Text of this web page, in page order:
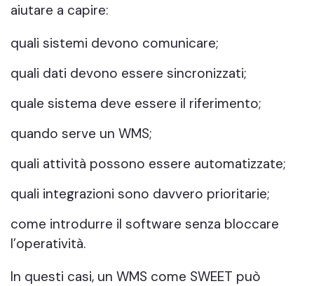
aiutare a capire:
quali sistemi devono comunicare;
quali dati devono essere sincronizzati;
quale sistema deve essere il riferimento;
quando serve un WMS;
quali attività possono essere automatizzate;
quali integrazioni sono davvero prioritarie;
come introdurre il software senza bloccare
l’operatività.
In questi casi, un WMS come SWEET può